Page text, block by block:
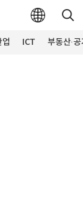
업 ICT 부동산·